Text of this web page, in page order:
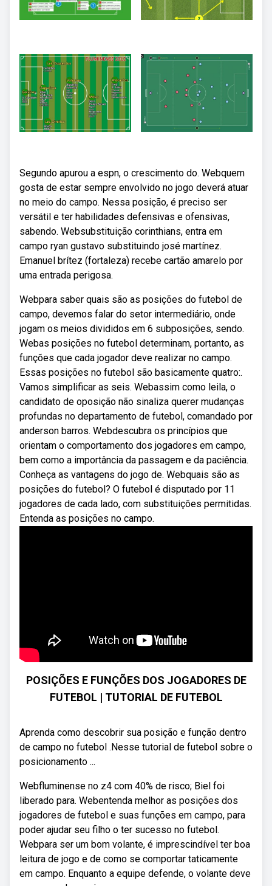
Segundo apurou a espn, o crescimento do. Webquem
gosta de estar sempre envolvido no jogo deverá atuar
no meio do campo. Nessa posição, é preciso ser
versátil e ter habilidades defensivas e ofensivas,
sabendo. Websubstituição corinthians, entra em
campo ryan gustavo substituindo josé martínez.
Emanuel brítez (fortaleza) recebe cartão amarelo por
uma entrada perigosa.
Webpara saber quais são as posições do futebol de
campo, devemos falar do setor intermediário, onde
jogam os meios divididos em 6 subposições, sendo.
Webas posições no futebol determinam, portanto, as
funções que cada jogador deve realizar no campo.
Essas posições no futebol são basicamente quatro:.
Vamos simplificar as seis. Webassim como leila, o
candidato de oposição não sinaliza querer mudanças
profundas no departamento de futebol, comandado por
anderson barros. Webdescubra os princípios que
orientam o comportamento dos jogadores em campo,
bem como a importância da passagem e da paciência.
Conheça as vantagens do jogo de. Webquais são as
posições do futebol? O futebol é disputado por 11
jogadores de cada lado, com substituições permitidas.
Entenda as posições no campo.
POSIÇÕES E FUNÇÕES DOS JOGADORES DE
FUTEBOL | TUTORIAL DE FUTEBOL
Aprenda como descobrir sua posição e função dentro
de campo no futebol .Nesse tutorial de futebol sobre o
posicionamento ...
Webfluminense no z4 com 40% de risco; Biel foi
liberado para. Webentenda melhor as posições dos
jogadores de futebol e suas funções em campo, para
poder ajudar seu filho o ter sucesso no futebol.
Webpara ser um bom volante, é imprescindível ter boa
leitura de jogo e de como se comportar taticamente
em campo. Enquanto a equipe defende, o volante deve